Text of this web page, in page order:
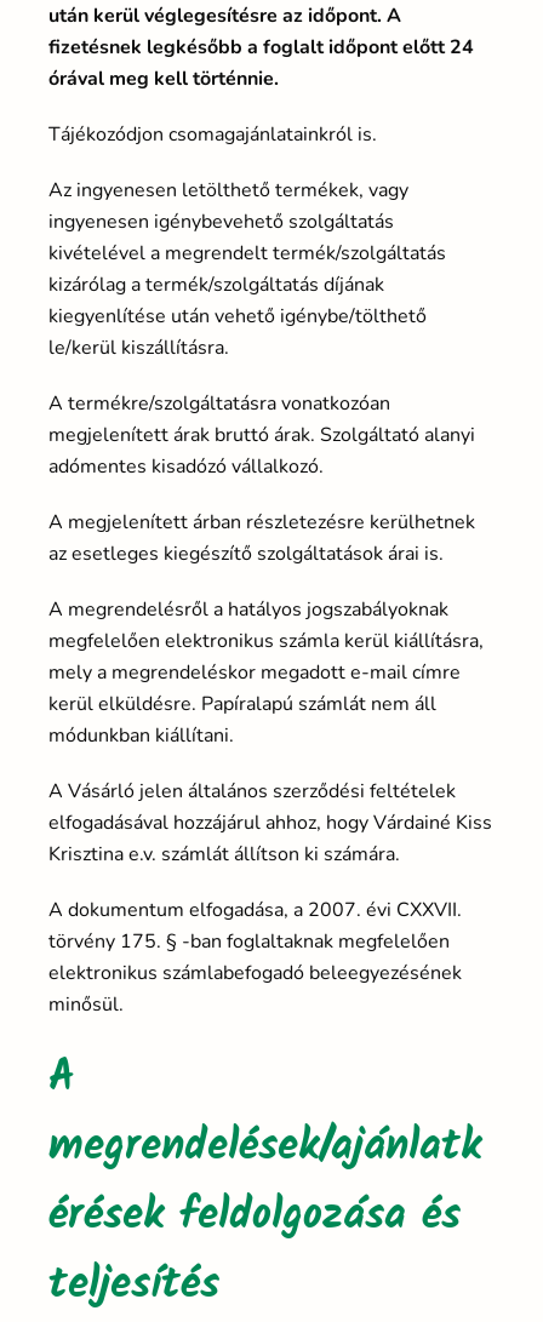
után kerül véglegesítésre az időpont. A
fizetésnek legkésőbb a foglalt időpont előtt 24
órával meg kell történnie.
Tájékozódjon csomagajánlatainkról is.
Az ingyenesen letölthető termékek, vagy
ingyenesen igénybevehető szolgáltatás
kivételével a megrendelt termék/szolgáltatás
kizárólag a termék/szolgáltatás díjának
kiegyenlítése után vehető igénybe/tölthető
le/kerül kiszállításra.
A termékre/szolgáltatásra vonatkozóan
megjelenített árak bruttó árak. Szolgáltató alanyi
adómentes kisadózó vállalkozó.
A megjelenített árban részletezésre kerülhetnek
az esetleges kiegészítő szolgáltatások árai is.
A megrendelésről a hatályos jogszabályoknak
megfelelően elektronikus számla kerül kiállításra,
mely a megrendeléskor megadott e-mail címre
kerül elküldésre. Papíralapú számlát nem áll
módunkban kiállítani.
A Vásárló jelen általános szerződési feltételek
elfogadásával hozzájárul ahhoz, hogy Várdainé Kiss
Krisztina e.v. számlát állítson ki számára.
A dokumentum elfogadása, a 2007. évi CXXVII.
törvény 175. § -ban foglaltaknak megfelelően
elektronikus számlabefogadó beleegyezésének
minősül.
A
megrendelések/ajánlatk
érések feldolgozása és
teljesítés